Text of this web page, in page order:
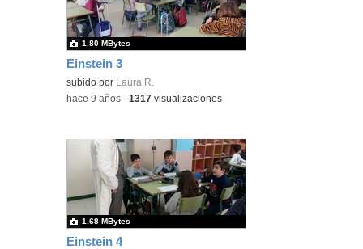
Einstein 3
subido por Laura R.
1.80 MBytes
-hace 9 años -1317 visualizaciones
Einstein 4
1.68 MBytes